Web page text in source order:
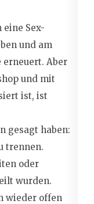
eine Sex-
und am
erneuert. Aber
und mit
ist, ist
gesagt haben:
trennen.
oder
wurden.
wieder offen